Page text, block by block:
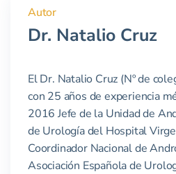
Autor
Dr. Natalio Cruz
El Dr. Natalio Cruz (Nº de
con 25 años de experiencia
2016 Jefe de la Unidad de
de Urología del Hospital
Coordinador Nacional de
Asociación Española de